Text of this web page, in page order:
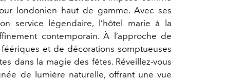
londonien haut de gamme. Avec ses
service légendaire, l’hôtel marie à la
contemporain. À l’approche de
féériques et de décorations somptueuses
dans la magie des fêtes. Réveillez-vous
de lumière naturelle, offrant une vue